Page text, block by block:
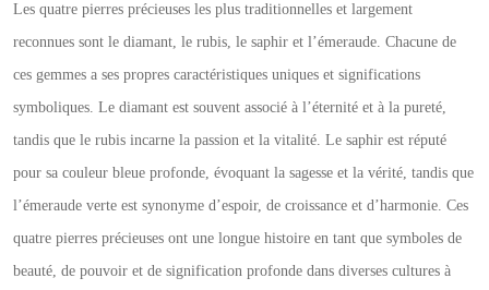
Les quatre pierres précieuses les plus traditionnelles et largement
reconnues sont le diamant, le rubis, le saphir et l’émeraude. Chacune de
ces gemmes a ses propres caractéristiques uniques et significations
symboliques. Le diamant est souvent associé à l’éternité et à la pureté,
tandis que le rubis incarne la passion et la vitalité. Le saphir est réputé
pour sa couleur bleue profonde, évoquant la sagesse et la vérité, tandis que
l’émeraude verte est synonyme d’espoir, de croissance et d’harmonie. Ces
quatre pierres précieuses ont une longue histoire en tant que symboles de
beauté, de pouvoir et de signification profonde dans diverses cultures à